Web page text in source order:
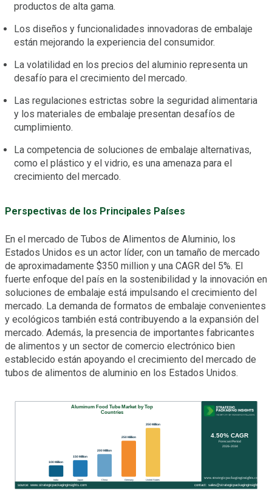
productos de alta gama.
Los diseños y funcionalidades innovadoras de embalaje
están mejorando la experiencia del consumidor.
La volatilidad en los precios del aluminio representa un
desafío para el crecimiento del mercado.
Las regulaciones estrictas sobre la seguridad alimentaria
y los materiales de embalaje presentan desafíos de
cumplimiento.
La competencia de soluciones de embalaje alternativas,
como el plástico y el vidrio, es una amenaza para el
crecimiento del mercado.
Perspectivas de los Principales Países
En el mercado de Tubos de Alimentos de Aluminio, los
Estados Unidos es un actor líder, con un tamaño de mercado
de aproximadamente $350 million y una CAGR del 5%. El
fuerte enfoque del país en la sostenibilidad y la innovación en
soluciones de embalaje está impulsando el crecimiento del
mercado. La demanda de formatos de embalaje convenientes
y ecológicos también está contribuyendo a la expansión del
mercado. Además, la presencia de importantes fabricantes
de alimentos y un sector de comercio electrónico bien
establecido están apoyando el crecimiento del mercado de
tubos de alimentos de aluminio en los Estados Unidos.